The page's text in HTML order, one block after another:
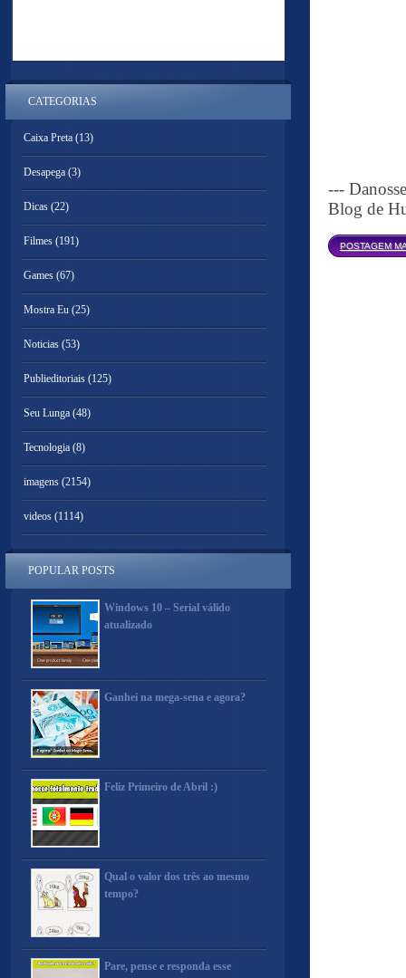
---
Blog de
POSTAGEM
CATEGORIAS
Caixa Preta (13)
Desapega (3)
Dicas (22)
Filmes (191)
Games (67)
Mostra Eu (25)
Noticias (53)
Publieditoriais (125)
Seu Lunga (48)
Tecnologia (8)
imagens (2154)
videos (1114)
POPULAR POSTS
Windows 10 – Serial válido
atualizado
Ganhei na mega-sena e agora?
Feliz Primeiro de Abril :)
Qual o valor dos três ao mesmo
tempo?
Pare, pense e responda esse